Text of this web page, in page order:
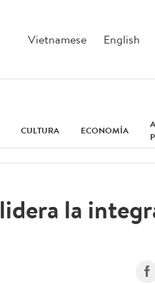
Vietnamese English
CULTURA ECONOMÍA
la